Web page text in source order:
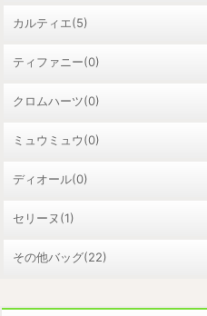
カルティエ(5)
ティファニー(0)
クロムハーツ(0)
ミュウミュウ(0)
ディオール(0)
セリーヌ(1)
その他バッグ(22)